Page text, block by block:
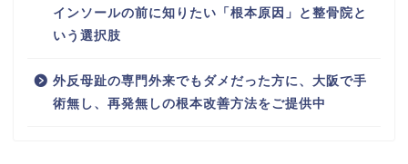
インソールの前に知りたい「根本原因」と整骨院と
いう選択肢
外反母趾の専門外来でもダメだった方に、大阪で手
術無し、再発無しの根本改善方法をご提供中